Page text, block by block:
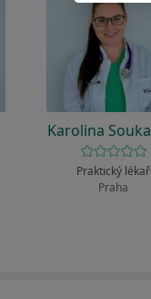
Karolina
Praktický lékař
Praha